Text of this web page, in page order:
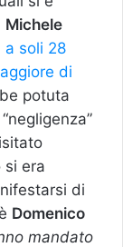
Michele
a soli 28
di
potuta
si era
di
Domenico
mandato